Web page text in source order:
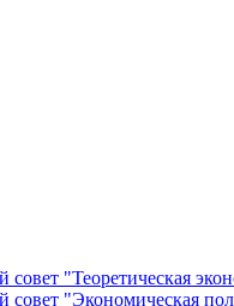
"Теоретическая
"Экономическая